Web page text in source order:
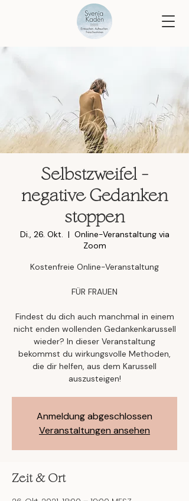
Selbstzweifel -
negative Gedanken
stoppen
Di., 26. Okt.
  |
Online-Veranstaltung via
Zoom
Kostenfreie Online-Veranstaltung
FÜR FRAUEN
Findest du dich auch manchmal in einem
nicht enden wollenden Gedankenkarussell
wieder? In dieser Veranstaltung
bekommst du wirkungsvolle Methoden,
die dir helfen, aus dem Karussell
auszusteigen!
Anmeldung abgeschlossen
Veranstaltungen ansehen
Zeit & Ort